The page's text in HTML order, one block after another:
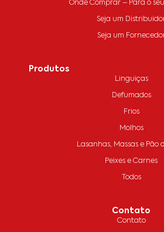
Onde Comprar – Para o
Seja um
Seja um
Produtos
Linguiças
Defumados
Frios
Molhos
Lasanhas, Massas e Pão
Peixes e Carnes
Todos
Contato
Contato